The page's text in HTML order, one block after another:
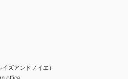
ズアンドノイエ）